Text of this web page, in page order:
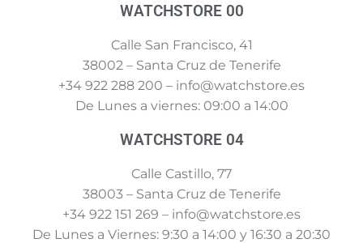
WATCHSTORE 00
Calle San Francisco, 41
38002 – Santa Cruz de Tenerife
+34 922 288 200 – info@watchstore.es
De Lunes a viernes: 09:00 a 14:00
WATCHSTORE 04
Calle Castillo, 77
38003 – Santa Cruz de Tenerife
+34 922 151 269 – info@watchstore.es
De Lunes a Viernes: 9:30 a 14:00 y 16:30 a 20:30